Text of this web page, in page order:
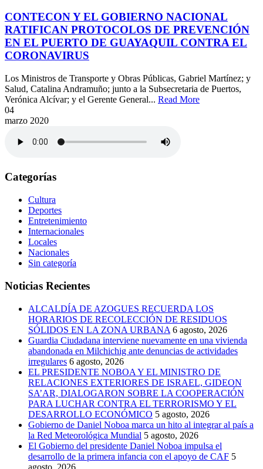
CONTECON Y EL GOBIERNO NACIONAL
RATIFICAN PROTOCOLOS DE PREVENCIÓN
EN EL PUERTO DE GUAYAQUIL CONTRA EL
CORONAVIRUS
Los Ministros de Transporte y Obras Públicas, Gabriel Martínez; y
Salud, Catalina Andramuño; junto a la Subsecretaria de Puertos,
Verónica Alcívar; y el Gerente General... Read More
04
marzo 2020
Categorías
Cultura
Deportes
Entretenimiento
Internacionales
Locales
Nacionales
Sin categoría
Noticias Recientes
ALCALDÍA DE AZOGUES RECUERDA LOS
HORARIOS DE RECOLECCIÓN DE RESIDUOS
SÓLIDOS EN LA ZONA URBANA 6 agosto, 2026
Guardia Ciudadana interviene nuevamente en una vivienda
abandonada en Milchichig ante denuncias de actividades
irregulares 6 agosto, 2026
EL PRESIDENTE NOBOA Y EL MINISTRO DE
RELACIONES EXTERIORES DE ISRAEL, GIDEON
SA’AR, DIALOGARON SOBRE LA COOPERACIÓN
PARA LUCHAR CONTRA EL TERRORISMO Y EL
DESARROLLO ECONÓMICO 5 agosto, 2026
Gobierno de Daniel Noboa marca un hito al integrar al país a
la Red Meteorológica Mundial 5 agosto, 2026
El Gobierno del presidente Daniel Noboa impulsa el
desarrollo de la primera infancia con el apoyo de CAF 5
agosto, 2026